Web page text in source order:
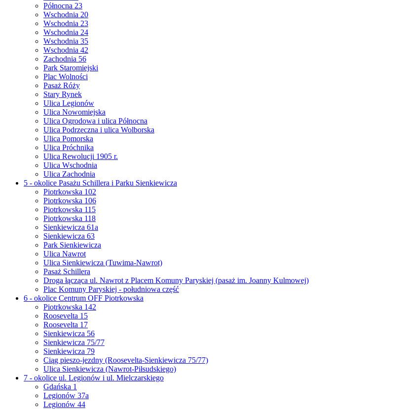
Północna 23
Wschodnia 20
Wschodnia 23
Wschodnia 24
Wschodnia 35
Wschodnia 42
Zachodnia 56
Park Staromiejski
Plac Wolności
Pasaż Róży
Stary Rynek
Ulica Legionów
Ulica Nowomiejska
Ulica Ogrodowa i ulica Północna
Ulica Podrzeczna i ulica Wolborska
Ulica Pomorska
Ulica Próchnika
Ulica Rewolucji 1905 r.
Ulica Wschodnia
Ulica Zachodnia
5 - okolice Pasażu Schillera i Parku Sienkiewicza
Piotrkowska 102
Piotrkowska 106
Piotrkowska 115
Piotrkowska 118
Sienkiewicza 61a
Sienkiewicza 63
Park Sienkiewicza
Ulica Nawrot
Ulica Sienkiewicza (Tuwima-Nawrot)
Pasaż Schillera
Droga łącząca ul. Nawrot z Placem Komuny Paryskiej (pasaż im. Joanny Kulmowej)
Plac Komuny Paryskiej - południowa część
6 - okolice Centrum OFF Piotrkowska
Piotrkowska 142
Roosevelta 15
Roosevelta 17
Sienkiewicza 56
Sienkiewicza 75/77
Sienkiewicza 79
Ciąg pieszo-jezdny (Roosevelta-Sienkiewicza 75/77)
Ulica Sienkiewicza (Nawrot-Piłsudskiego)
7 - okolice ul. Legionów i ul. Mielczarskiego
Gdańska 1
Legionów 37a
Legionów 44